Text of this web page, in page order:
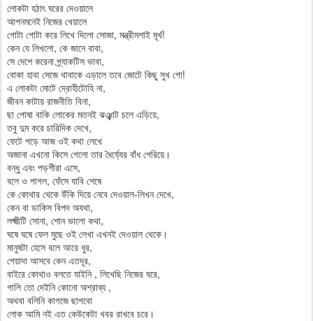
লোকটা হঠাৎ ঘরের দেওয়ালে
আপনমনেই নিজের খেয়ালে
গোটা গোটা করে লিখে দিলো সোজা, মন্ত্রীমশাই মূর্খ!
কেন যে লিখলো, কে জানে বাবা,
সে দেশে করেনা প্র্যাকটিস ভাবা,
বোকা হাবা সেজে থাবাকে এড়ালে তবে জোটে কিছু সুখ গো!
এ লোকটা মোটে দ্রোহীটোহি না,
জীবন কাটায় রাজনীতি বিনা,
ছা পোষা বাকি লোকের মতনই ঝঞ্ঝাট চলে এড়িয়ে,
তবু দুম করে চারিদিক দেখে,
ফেটে পড়ে আজ ওই কথা লেখে
অজানা এখনো কিসে গেলো তার ধৈর্য্যের বাঁধ পেরিয়ে।
বন্ধু এবং পড়শীরা এসে,
বলে ও পাগল, ফেঁসে যাবি শেষে
কে কোথার থেকে উঁকি দিয়ে নেবে দেওয়াল-লিখন দেখে,
কেন বা ডাকিস বিপদ অযথা,
লক্ষ্মীটি সোনা, শোন ভালো কথা,
ঘষে ঘষে ফেল মুছে ওই লেখা এখনই দেওয়াল থেকে।
মানুষটা হেসে বলে আরে ধুর,
পেয়াদা আসবে কেন এতদূর,
বাইরে কোথাও বলতে যাইনি , লিখেছি নিজের ঘরে,
গালি তো দেইনি কোনো অশ্রাব্য ,
অথবা বলিনি কাগজে ছাপবো
লোক আমি নই এত কেউকেটা খবর রাখবে চরে।